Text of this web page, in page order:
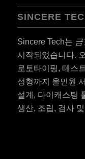
SINCERE
Sincere Tech는
시작되었습니다.
로토타이핑, 테스
성형까지 올인원
설계, 다이캐스팅
생산, 조립, 검사